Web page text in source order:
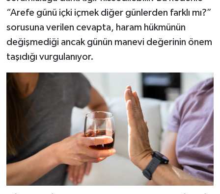
“Arefe günü içki içmek diğer günlerden farklı mı?”
sorusuna verilen cevapta, haram hükmünün
değişmediği ancak günün manevi değerinin önem
taşıdığı vurgulanıyor.